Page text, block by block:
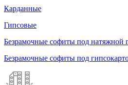
Карданные
Гипсовые
Безрамочные софиты под натяжной
Безрамочные софиты под